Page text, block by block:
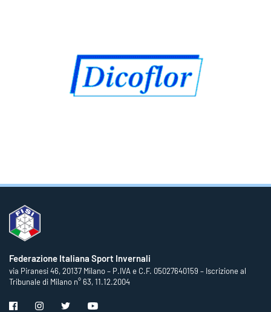
Federazione Italiana Sport Invernali
via Piranesi 46, 20137 Milano – P.IVA e C.F. 05027640159 – Iscrizione al
Tribunale di Milano n° 63, 11.12.2004